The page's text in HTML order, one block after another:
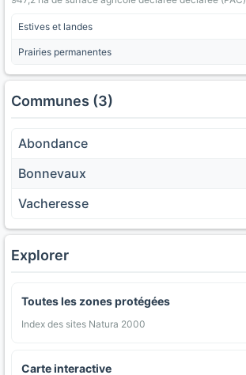
Estives et landes
Prairies permanentes
Communes (3)
Abondance
Bonnevaux
Vacheresse
Explorer
Toutes les zones protégées
Index des sites Natura 2000
Carte interactive